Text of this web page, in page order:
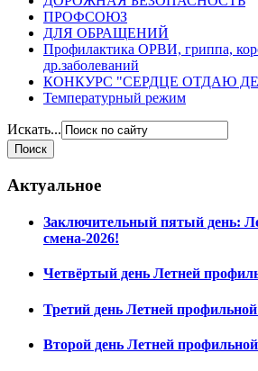
ПРОФСОЮЗ
ДЛЯ ОБРАЩЕНИЙ
Профилактика ОРВИ, гриппа,
др.заболеваний
КОНКУРС "СЕРДЦЕ ОТДАЮ
Температурный режим
Искать...
Актуальное
Заключительный пятый день:
смена-2026!
Четвёртый день Летней
Третий день Летней
Второй день Летней